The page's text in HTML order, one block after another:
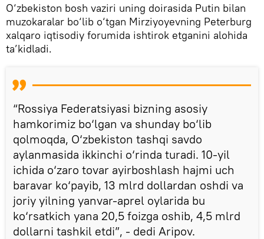
O‘zbekiston bosh vaziri uning doirasida Putin bilan
muzokaralar bo‘lib o‘tgan Mirziyoyevning Peterburg
xalqaro iqtisodiy forumida ishtirok etganini alohida
ta’kidladi.
“Rossiya Federatsiyasi bizning asosiy
hamkorimiz bo‘lgan va shunday bo‘lib
qolmoqda, O‘zbekiston tashqi savdo
aylanmasida ikkinchi o‘rinda turadi. 10-yil
ichida o‘zaro tovar ayirboshlash hajmi uch
baravar ko‘payib, 13 mlrd dollardan oshdi va
joriy yilning yanvar-aprel oylarida bu
ko‘rsatkich yana 20,5 foizga oshib, 4,5 mlrd
dollarni tashkil etdi”, - dedi Aripov.